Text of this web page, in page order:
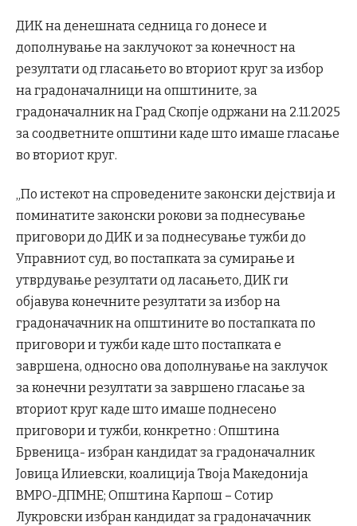
ДИК на денешната седница го донесе и
дополнување на заклучокот за конечност на
резултати од гласањето во вториот круг за избор
на градоначалници на општините, за
градоначалник на Град Скопје одржани на 2.11.2025
за соодветните општини каде што имаше гласање
во вториот круг.
„По истекот на спроведените законски дејствија и
поминатите законски рокови за поднесување
приговори до ДИК и за поднесување тужби до
Управниот суд, во постапката за сумирање и
утврдување резултати од ласањето, ДИК ги
објавува конечните резултати за избор на
градоначачник на општините во постапката по
приговори и тужби каде што постапката е
завршена, односно ова дополнување на заклучок
за конечни резултати за завршено гласање за
вториот круг каде што имаше поднесено
приговори и тужби, конкретно : Општина
Брвеница- избран кандидат за градоначалник
Јовица Илиевски, коалиција Твоја Македонија
ВМРО-ДПМНЕ; Општина Карпош – Сотир
Лукровски избран кандидат за градоначачник